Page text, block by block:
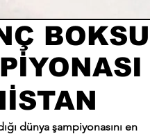
BOKSU
dünya şampiyonasını en